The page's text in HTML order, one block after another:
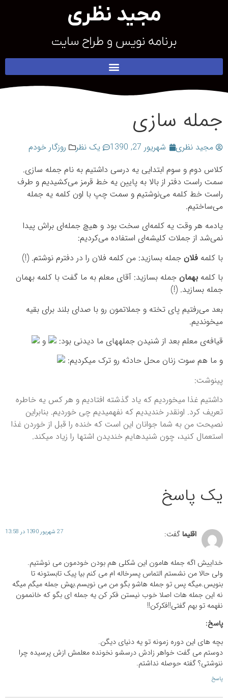
مجید نظری
برنامه نویس و طراح سایت
جمله سازی
مجید نظری شهریور 27, 1390 یک نظر
روزگار خودم
کلاس دوم و سوم ابتدایی یه درسی داشتیم به نام جمله سازی.
سمت راست دفتر از بالا به پایین یه خط قرمز می‌کشیدیم و طرف
راست خط کلمه می‌نوشتیم و سمت چپ با اون کلمه یه جمله
می‌ساختیم.
یادمه هر وقت یه کلمه‌ای سخت بود و هیچ جمله‌ای براش پیدا
نمی‌شد از جملات کلیشه‌ای استفاده می‌کردیم:
با کلمه فلان جمله بسازید: من کلمه فلان را در دفترم نوشتم. (!)
با کلمه بهمان جمله بسازید: آقای معلم به ما گفت با کلمه بهمان
جمله بسازید. (!)
بعد می‌رفتیم پای تخته و جملاتمون رو با صدای بلند برای بقیه
می‎خوندیم.
قیافه‌ی معلم بعد از شنیدن جمله‎های ما دیدنی بود:
و
و ما هم سوت زنان محل حادثه رو ترک می‎کردیم:
پی‎نوشت:
داشتیم غذا می‎خوردیم که یاد گذشته افتادیم و هر کس یه خاطره
تعریف کرد. اونقدر خندیدیم که نفهمیدیم چی خوردیم. بنابراین
نصیحت من به شما جوانان این است که خنده را قبل از خوردن غذا
استعمال کنید، چون شنیده‎ایم خندیدن اشتها را زیاد می‎کند.
یک پاسخ
اقلیما گفت: 27 شهریور 1390 در 13:58
خداییش اگه جمله هامون این شکلی هم بودن خودمون می نوشتیم.
ولی حالا من نشستم التماس پسرخاله ام می کنم بیا پیک تابستونه تا
بنویس.میگه پس تو جمله هاشو بگو من می نویسم.بهش جمله میگم میگه
نه این جمله هات اصلا خوب نیستن فکر کن یه جمله ای بگو که خانممون
نفهمه تو بهم گفتی!!فکرکن!!
پاسخ:
بچه های این دوره زمونه تو یه دنیای دیگن.
دوستم می گفت خواهر زادش درسشو نخونده معلمش ازش پرسیده چرا
ننوشتی؟ گفته حوصله نداشتم.
پاسخ